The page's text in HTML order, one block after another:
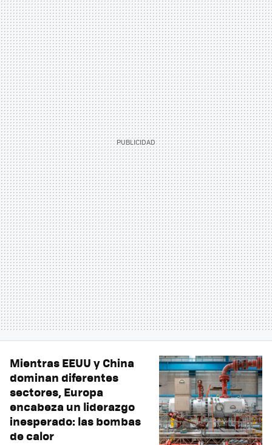
Mientras EEUU y China
dominan diferentes
sectores, Europa
encabeza un liderazgo
inesperado: las bombas
de calor